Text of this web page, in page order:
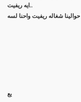
ايه ريفيت..
يع